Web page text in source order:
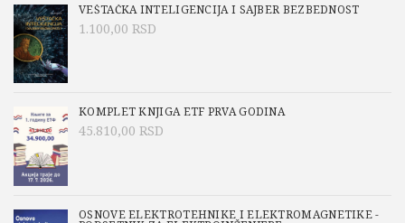
VEŠTAČKA INTELIGENCIJA I SAJBER BEZBEDNOST
1.100,00 RSD
KOMPLET KNJIGA ETF PRVA GODINA
45.810,00 RSD
OSNOVE ELEKTROTEHNIKE I ELEKTROMAGNETIKE -